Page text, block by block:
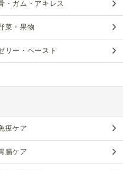
・ガム・アキレス
菜・果物
リー・ペースト
疫ケア
腸ケア